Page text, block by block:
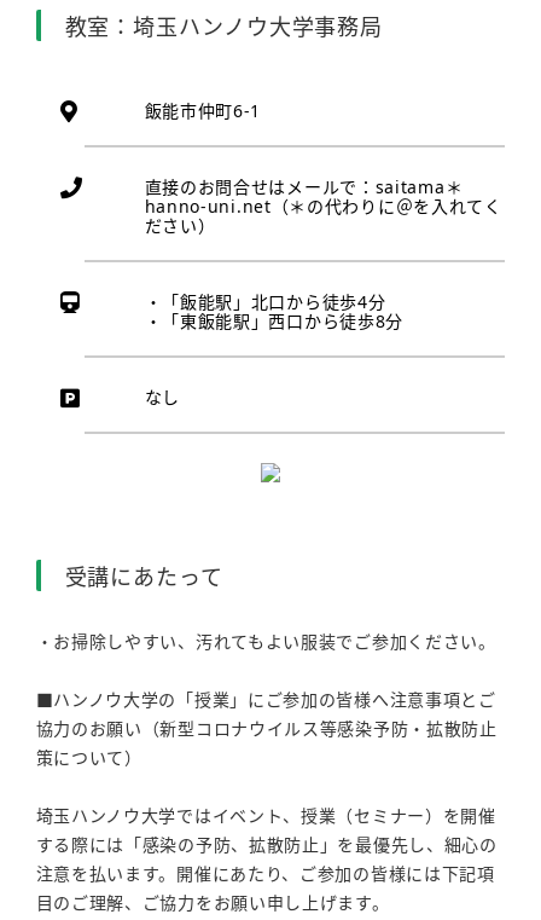
教室：埼玉ハンノウ大学事務局
飯能市仲町6-1
直接のお問合せはメールで：saitama＊
hanno-uni.net（＊の代わりに＠を入れてく
ださい）
・「飯能駅」北口から徒歩4分
・「東飯能駅」西口から徒歩8分
なし
受講にあたって
・お掃除しやすい、汚れてもよい服装でご参加ください。
■ハンノウ大学の「授業」にご参加の皆様へ注意事項とご
協力のお願い（新型コロナウイルス等感染予防・拡散防止
策について）
埼玉ハンノウ大学ではイベント、授業（セミナー）を開催
する際には「感染の予防、拡散防止」を最優先し、細心の
注意を払います。開催にあたり、ご参加の皆様には下記項
目のご理解、ご協力をお願い申し上げます。